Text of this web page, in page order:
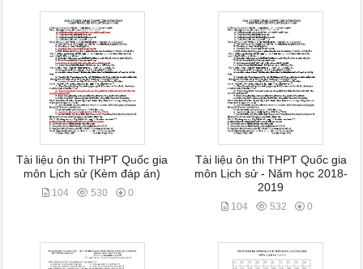
Tài liệu ôn thi THPT Quốc gia
môn Lịch sử (Kèm đáp án)
104 530 0
Tài liệu ôn thi THPT Quốc gia
môn Lịch sử - Năm học 2018-
2019
104 532 0